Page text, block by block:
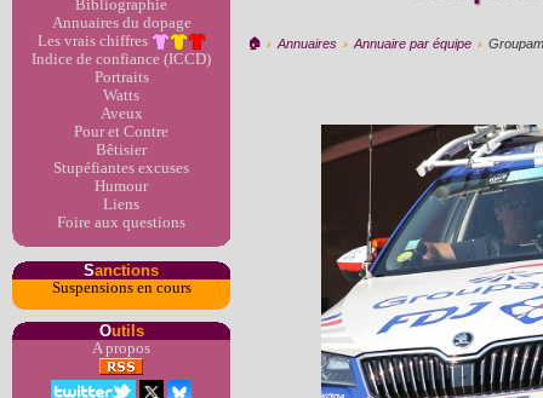
Bibliographie
Annuaires du dopage
Les vrais chiffres
Indice de confiance (ICCD)
Portraits
Watts
Aveux
Pour et Contre
Bêtisier
Stupéfiantes excuses
Humour
Liens
Foire aux questions
Sanctions
Suspensions en cours
Outils
A propos
🏠︎ › Annuaires › Annuaire par équipe ›